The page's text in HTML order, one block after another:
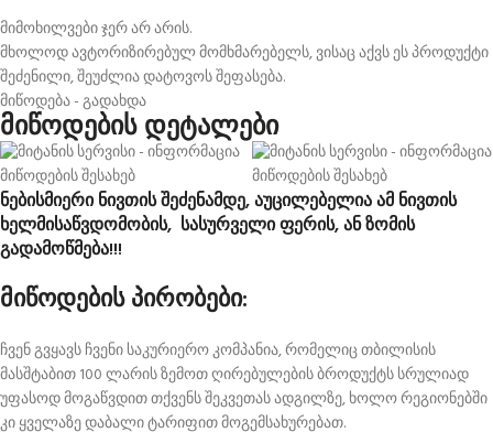
მიმოხილვები ჯერ არ არის.
მხოლოდ ავტორიზირებულ მომხმარებელს, ვისაც აქვს ეს პროდუქტი
შეძენილი, შეუძლია დატოვოს შეფასება.
მიწოდება - გადახდა
მიწოდების დეტალები
ნებისმიერი ნივთის შეძენამდე, აუცილებელია ამ ნივთის
ხელმისაწვდომობის, სასურველი ფერის, ან ზომის
გადამოწმება!!!
მიწოდების პირობები:
ჩვენ გვყავს ჩვენი საკურიერო კომპანია, რომელიც თბილისის
მასშტაბით 100 ლარის ზემოთ ღირებულების ბროდუქტს სრულიად
უფასოდ მოგაწვდით თქვენს შეკვეთას ადგილზე, ხოლო რეგიონებში
კი ყველაზე დაბალი ტარიფით მოგემსახურებათ.